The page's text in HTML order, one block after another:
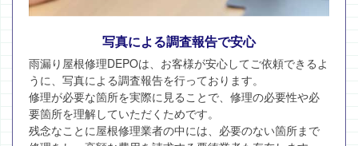
写真による調査報告で安心
雨漏り屋根修理DEPOは、お客様が安心してご依頼できるよ
うに、写真による調査報告を行っております。
修理が必要な箇所を実際に見ることで、修理の必要性や必
要箇所を理解していただくためです。
残念なことに屋根修理業者の中には、必要のない箇所まで